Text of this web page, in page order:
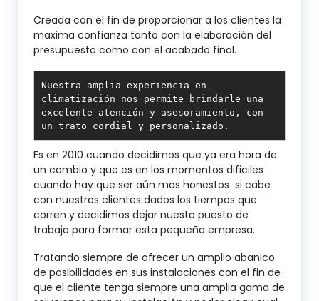
Creada con el fin de proporcionar a los clientes la
maxima confianza tanto con la elaboración del
presupuesto como con el acabado final.
Nuestra amplia experiencia en
climatización nos permite brindarle una
excelente atención y asesoramiento, con
un trato cordial y personalizado.
Es en 2010 cuando decidimos que ya era hora de
un cambio y que es en los momentos dificiles
cuando hay que ser aún mas honestos si cabe
con nuestros clientes dados los tiempos que
corren y decidimos dejar nuesto puesto de
trabajo para formar esta pequeña empresa.
Tratando siempre de ofrecer un amplio abanico
de posibilidades en sus instalaciones con el fin de
que el cliente tenga siempre una amplia gama de